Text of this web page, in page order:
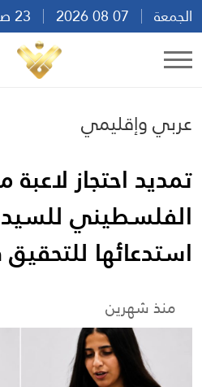
الجمعة
عربي وإقليمي
تمديد احتجاز
الفلسطيني
استدعائها
منذ شهرين